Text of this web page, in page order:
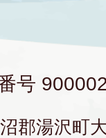
号
郡湯沢町